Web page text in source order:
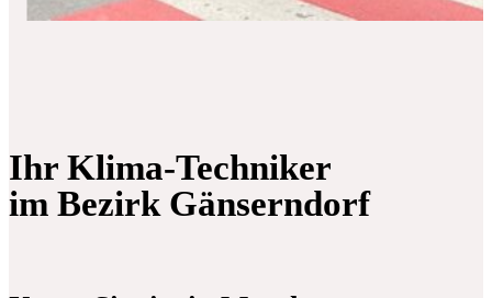
Ihr Klima-Techniker
im Bezirk Gänserndorf